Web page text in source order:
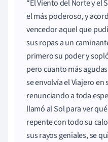
El Viento del Norte y el
el más poderoso, y
vencedor aquel que
sus ropas a un
primero su poder y
pero cuanto más
se envolvía el Viajero
renunciando a toda
llamó al Sol para ver
repente con todo su
sus rayos geniales, se